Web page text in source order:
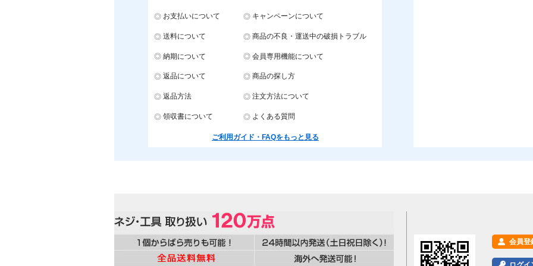
お支払いについて キャンペーンについて
送料について 商品の不良・運送中の破損トラブル
納期について 会員専用機能について
返品について 商品の探し方
返品方法 注文方法について
領収書について よくある質問
ご利用ガイド・FAQをもっと見る
会員登